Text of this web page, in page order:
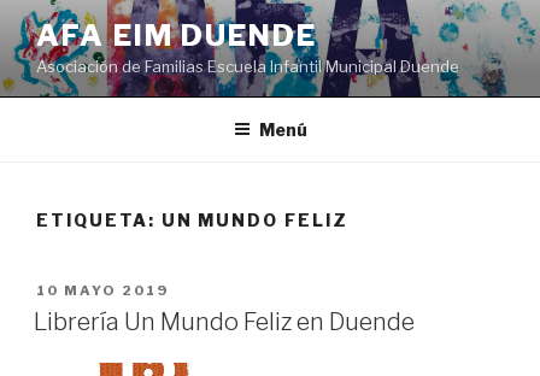
Saltar
contenido
AFA EIM DUENDE
Asociación de Familias Escuela Infantil Municipal Duende
Menú
ETIQUETA: UN MUNDO FELIZ
PUBLICADO
EL
10 MAYO 2019
Librería Un Mundo Feliz en Duende